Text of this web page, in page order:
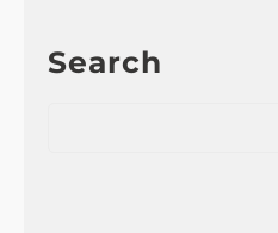
Search